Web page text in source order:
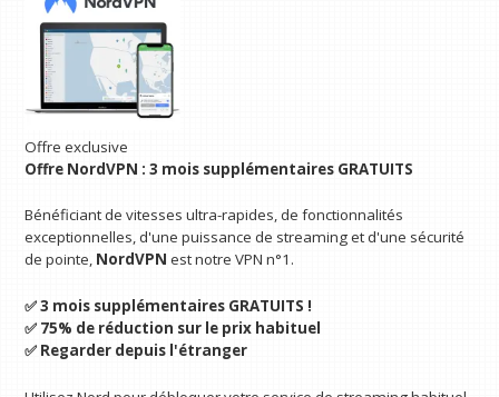
Offre exclusive
Offre NordVPN : 3 mois supplémentaires GRATUITS
Bénéficiant de vitesses ultra-rapides, de fonctionnalités
exceptionnelles, d'une puissance de streaming et d'une sécurité
de pointe, NordVPN est notre VPN n°1.
✅ 3 mois supplémentaires GRATUITS !
✅ 75% de réduction sur le prix habituel
✅ Regarder depuis l'étranger